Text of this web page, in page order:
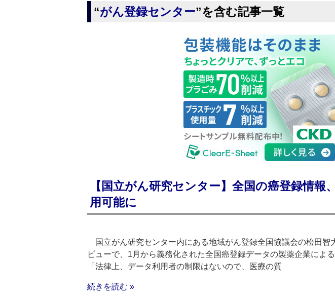
“がん登録センター”を含む記事一覧
【国立がん研究センター】全国の癌登録情報
用可能に
国立がん研究センター内にある地域がん登録全国協議会の松田智
ビューで、1月から義務化された全国癌登録データの製薬企業によ
「法律上、データ利用者の制限はないので、医療の質
続きを読む »